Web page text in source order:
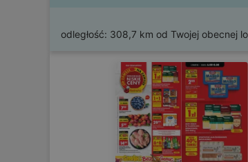
odległość: 308,7 km od Twojej obecnej